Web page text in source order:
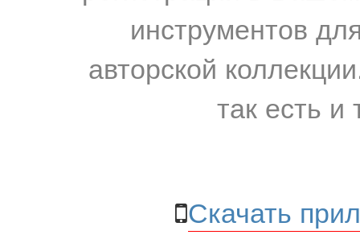
инструментов
авторской
так есть и
Скачать